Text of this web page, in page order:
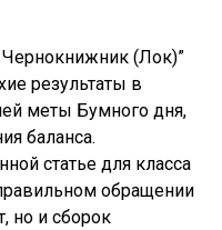
Чернокнижник (Лок)”
результаты в
меты Бумного дня,
баланса.
статье для класса
обращении
но и сборок